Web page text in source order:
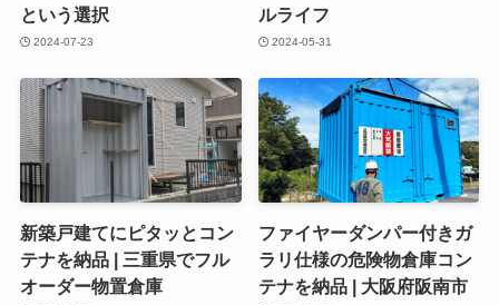
という選択
2024-07-23
ルライフ
2024-05-31
新築戸建てにピタッとコン
テナを納品 | 三重県でフル
オーダー物置倉庫
ファイヤーダンパー付きガ
ラリ仕様の危険物倉庫コン
テナを納品 | 大阪府阪南市